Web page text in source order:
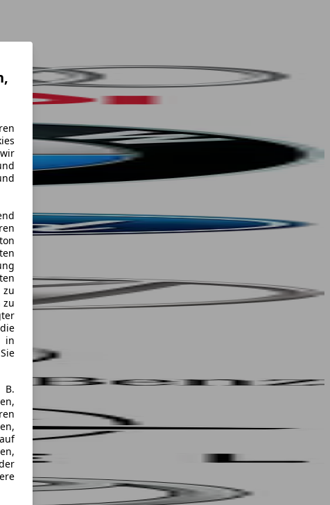
zu
in
B.